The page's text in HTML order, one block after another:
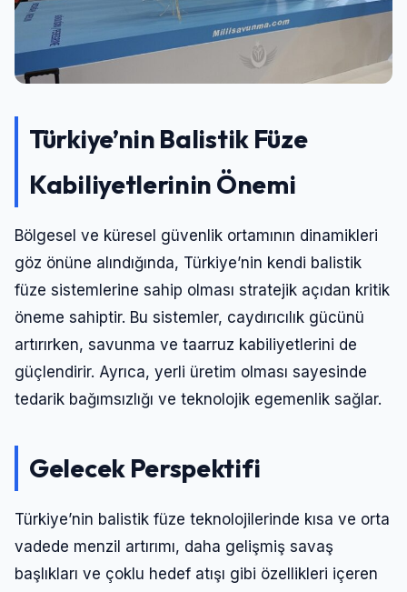
Türkiye’nin Balistik Füze
Kabiliyetlerinin Önemi
Bölgesel ve küresel güvenlik ortamının dinamikleri
göz önüne alındığında, Türkiye’nin kendi balistik
füze sistemlerine sahip olması stratejik açıdan kritik
öneme sahiptir. Bu sistemler, caydırıcılık gücünü
artırırken, savunma ve taarruz kabiliyetlerini de
güçlendirir. Ayrıca, yerli üretim olması sayesinde
tedarik bağımsızlığı ve teknolojik egemenlik sağlar.
Gelecek Perspektifi
Türkiye’nin balistik füze teknolojilerinde kısa ve orta
vadede menzil artırımı, daha gelişmiş savaş
başlıkları ve çoklu hedef atışı gibi özellikleri içeren